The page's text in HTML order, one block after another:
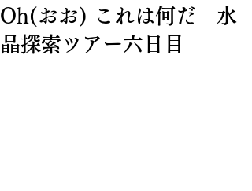
Oh(おお) これは何だ 水
晶探索ツアー六日目